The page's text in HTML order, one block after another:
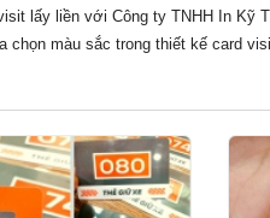
lấy liền với Công ty TNHH In Kỹ
chọn màu sắc trong thiết kế card